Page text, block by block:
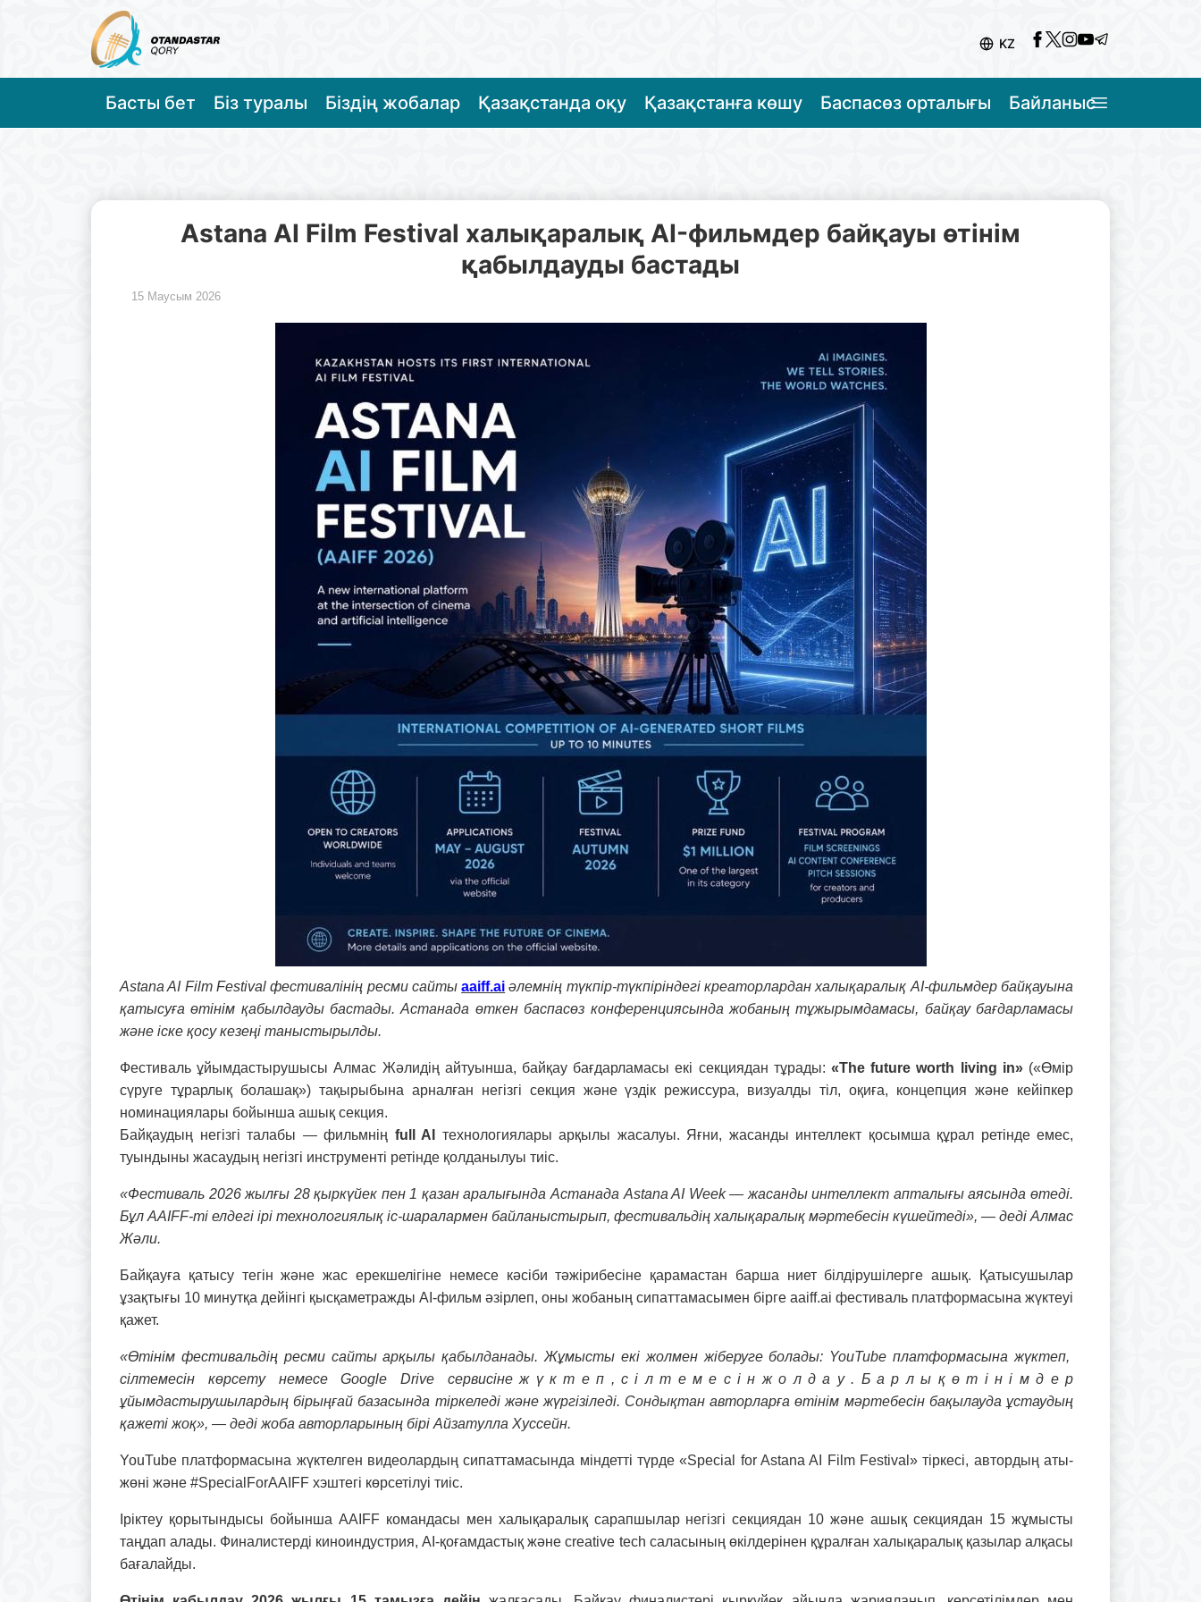
KZ
Басты бет Біз туралы Біздің жобалар Қазақстанда оқу Қазақстанға көшу Баспасөз орталығы Байланыс
Astana AI Film Festival халықаралық AI-фильмдер байқауы өтінім
қабылдауды бастады
15 Маусым 2026
Astana AI Film Festival фестивалінің ресми сайтыaaiff.ai əлемнің түкпір-түкпіріндегі креаторлардан халықаралық AI-фильмдер байқауына
қатысуға өтінім қабылдауды бастады. Астанада өткен баспасөз конференциясында жобаның тұжырымдамасы, байқау бағдарламасы
жəне іске қосу кезеңі таныстырылды.
Фестиваль ұйымдастырушысы Алмас Жəлидің айтуынша, байқау бағдарламасы екі секциядан тұрады: «The future worth living in» («Өмір
сүруге тұрарлық болашақ») тақырыбына арналған негізгі секция жəне үздік режиссура, визуалды тіл, оқиға, концепция жəне кейіпкер
номинациялары бойынша ашық секция.
Байқаудың негізгі талабы — фильмнің full AI технологиялары арқылы жасалуы. Яғни, жасанды интеллект қосымша құрал ретінде емес,
туындыны жасаудың негізгі инструменті ретінде қолданылуы тиіс.
«Фестиваль 2026 жылғы 28 қыркүйек пен 1 қазан аралығында Астанада Astana AI Week — жасанды интеллект апталығы аясында өтеді.
Бұл AAIFF-ті елдегі ірі технологиялық іс-шаралармен байланыстырып, фестивальдің халықаралық мəртебесін күшейтеді», — деді Алмас
Жəли.
Байқауға қатысу тегін жəне жас ерекшелігіне немесе кəсіби тəжірибесіне қарамастан барша ниет білдірушілерге ашық. Қатысушылар
ұзақтығы 10 минутқа дейінгі қысқаметражды AI-фильм əзірлеп, оны жобаның сипаттамасымен бірге aaiff.ai фестиваль платформасына жүктеуі
қажет.
«Өтінім фестивальдің ресми сайты арқылы қабылданады. Жұмысты екі жолмен жіберуге болады: YouTube платформасына жүктеп,
сілтемесін көрсету немесе Google Drive сервисіне ж ү к т е п , с і л т е м е с і н ж о л д а у . Б а р л ы қ ө т і н і м д е р
ұйымдастырушылардың бірыңғай базасында тіркеледі жəне жүргізіледі. Сондықтан авторларға өтінім мəртебесін бақылауда ұстаудың
қажеті жоқ», — деді жоба авторларының бірі Айзатулла Хуссейн.
YouTube платформасына жүктелген видеолардың сипаттамасында міндетті түрде «Special for Astana AI Film Festival» тіркесі, автордың аты-
жөні жəне #SpecialForAAIFF хэштегі көрсетілуі тиіс.
Іріктеу қорытындысы бойынша AAIFF командасы мен халықаралық сарапшылар негізгі секциядан 10 жəне ашық секциядан 15 жұмысты
таңдап алады. Финалистерді киноиндустрия, AI-қоғамдастық жəне creative tech саласының өкілдерінен құралған халықаралық қазылар алқасы
бағалайды.